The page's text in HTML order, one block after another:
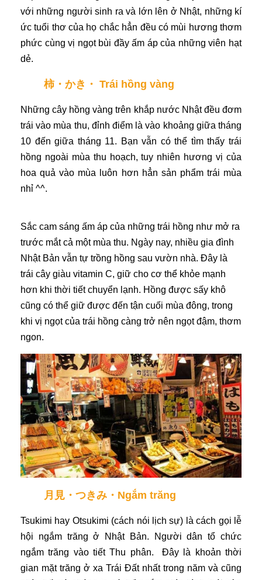
với những người sinh ra và lớn lên ở Nhật, những kí
ức tuổi thơ của họ chắc hẳn đều có mùi hương thơm
phức cùng vị ngọt bùi đầy ấm áp của những viên hạt
dẻ.
柿・かき・ Trái hồng vàng
Những cây hồng vàng trên khắp nước Nhật đều đơm
trái vào mùa thu, đỉnh điểm là vào khoảng giữa tháng
10 đến giữa tháng 11. Bạn vẫn có thể tìm thấy trái
hồng ngoài mùa thu hoạch, tuy nhiên hương vị của
hoa quả vào mùa luôn hơn hẳn sản phẩm trái mùa
nhỉ ^^.
Sắc cam sáng ấm áp của những trái hồng như mở ra
trước mắt cả một mùa thu. Ngày nay, nhiều gia đình
Nhật Bản vẫn tự trồng hồng sau vườn nhà. Đây là
trái cây giàu vitamin C, giữ cho cơ thể khỏe mạnh
hơn khi thời tiết chuyển lạnh. Hồng được sấy khô
cũng có thể giữ được đến tận cuối mùa đông, trong
khi vị ngọt của trái hồng càng trở nên ngọt đậm, thơm
ngon.
月見・つきみ・Ngắm trăng
Tsukimi hay Otsukimi (cách nói lịch sự) là cách gọi lễ
hội ngắm trăng ở Nhật Bản. Người dân tổ chức
ngắm trăng vào tiết Thu phân. Đây là khoản thời
gian mặt trăng ở xa Trái Đất nhất trong năm và cũng